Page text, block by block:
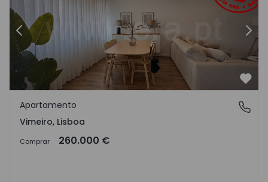
Anterior
Vimeiro, Lisboa
Apartamento
Vimeiro, Lisboa
Comprar 260.000 €